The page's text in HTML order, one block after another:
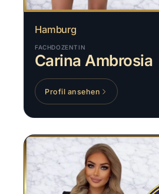
Hamburg
FACHDOZENTIN
Carina Ambrosia
Profil ansehen